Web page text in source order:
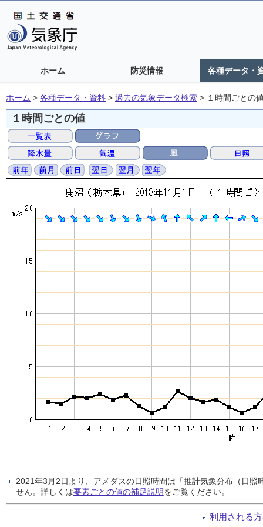
ホーム 防災情報 各種データ・
ホーム > 各種データ・資料 > 過去の気象データ検索 > １時間ごとの
１時間ごとの値
2021年3月2日より、アメダスの日照時間は「推計気象分布（日
せん。詳しくは要素ごとの値の補足説明をご覧ください。
利用される